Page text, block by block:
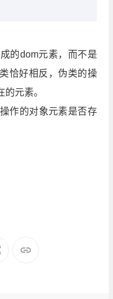
的dom元素，而不是
恰好相反，伪类的操
元素。
作的对象元素是否存